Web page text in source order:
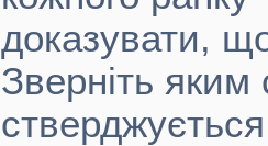
доказувати,
Зверніть